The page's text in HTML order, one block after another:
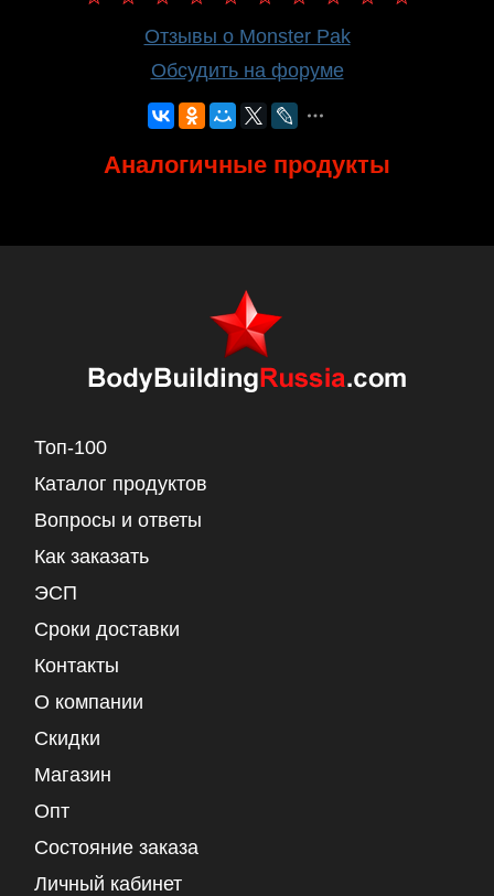
Отзывы о Monster Pak
Обсудить на форуме
Аналогичные продукты
Топ-100
Каталог продуктов
Вопросы и ответы
Как заказать
ЭСП
Сроки доставки
Контакты
О компании
Скидки
Магазин
Опт
Состояние заказа
Личный кабинет